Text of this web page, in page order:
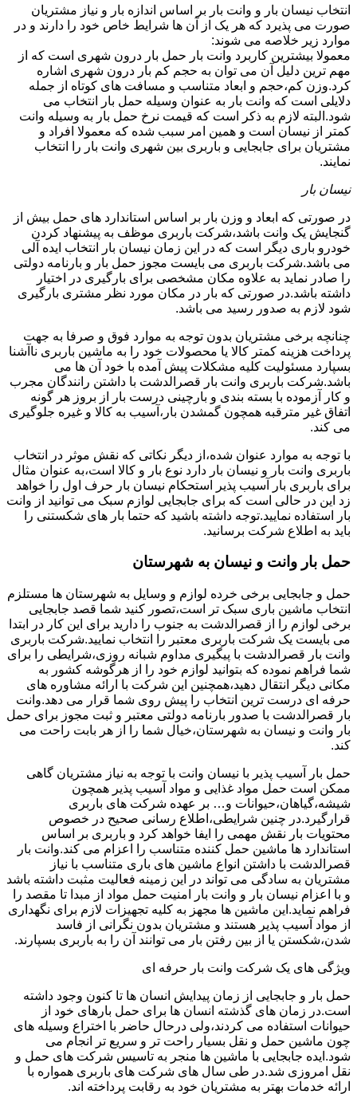
انتخاب نیسان بار و وانت بار بر اساس اندازه بار و نیاز مشتریان
صورت می پذیرد که هر یک از آن ها شرایط خاص خود را دارند و در
موارد زیر خلاصه می شوند:
معمولا بیشترین کاربرد وانت بار حمل بار درون شهری است که از
مهم ترین دلیل آن می توان به حجم کم بار درون شهری اشاره
کرد.وزن کم،حجم و ابعاد متناسب و مسافت های کوتاه از جمله
دلایلی است که وانت بار به عنوان وسیله حمل بار انتخاب می
شود.البته لازم به ذکر است که قیمت نرخ حمل بار به وسیله وانت
کمتر از نیسان است و همین امر سبب شده که معمولا افراد و
مشتریان برای جابجایی و باربری بین شهری وانت بار را انتخاب
نمایند.
نیسان بار
در صورتی که ابعاد و وزن بار بر اساس استاندارد های حمل بیش از
گنجایش یک وانت باشد،شرکت باربری موظف به پیشنهاد کردن
خودرو باری دیگر است که در این زمان نیسان بار انتخاب ایده آلی
می باشد.شرکت باربری می بایست مجوز حمل بار و بارنامه دولتی
را صادر نماید به علاوه مکان مشخصی برای بارگیری در اختیار
داشته باشد.در صورتی که بار در مکان مورد نظر مشتری بارگیری
شود لازم به صدور رسید می باشد.
چنانچه برخی مشتریان بدون توجه به موارد فوق و صرفا به جهت
پرداخت هزینه کمتر کالا یا محصولات خود را به ماشین باربری ناآشنا
بسپارد مسئولیت کلیه مشکلات پیش آمده با خود آن ها می
باشد.شرکت باربری وانت بار قصرالدشت با داشتن رانندگان مجرب
و کار آزموده با بسته بندی و بارچینی درست بار از بروز هر گونه
اتفاق غیر مترقبه همچون گمشدن بار،آسیب به کالا و غیره جلوگیری
می کند.
با توجه به موارد عنوان شده،از دیگر نکاتی که نقش موثر در انتخاب
باربری وانت بار و نیسان بار دارد نوع بار و کالا است،به عنوان مثال
برای باربری بار آسیب پذیر استحکام نیسان بار حرف اول را خواهد
زد این در حالی است که برای جابجایی لوازم سبک می توانید از وانت
بار استفاده نمایید.توجه داشته باشید که حتما بار های شکستنی را
باید به اطلاع شرکت برسانید.
حمل بار وانت و نیسان به شهرستان
حمل و جابجایی برخی خرده لوازم و وسایل به شهرستان ها مستلزم
انتخاب ماشین باری سبک تر است،تصور کنید شما قصد جابجایی
برخی لوازم را از قصرالدشت به جنوب را دارید برای این کار در ابتدا
می بایست یک شرکت باربری معتبر را انتخاب نمایید.شرکت باربری
وانت بار قصرالدشت با پیگیری مداوم شبانه روزی،شرایطی را برای
شما فراهم نموده که بتوانید لوازم خود را از هرگوشه کشور به
مکانی دیگر انتقال دهید،همچنین این شرکت با ارائه مشاوره های
حرفه ای درست ترین انتخاب را پیش روی شما قرار می دهد.وانت
بار قصرالدشت با صدور بارنامه دولتی معتبر و ثبت مجوز برای حمل
بار وانت و نیسان به شهرستان،خیال شما را از هر بابت راحت می
کند.
حمل بار آسیب پذیر با نیسان وانت با توجه به نیاز مشتریان گاهی
ممکن است حمل مواد غذایی و مواد آسیب پذیر همچون
شیشه،گیاهان،حیوانات و… بر عهده شرکت های باربری
قرارگیرد.در چنین شرایطی،اطلاع رسانی صحیح در خصوص
محتویات بار نقش مهمی را ایفا خواهد کرد و باربری بر اساس
استاندارد ها ماشین حمل کننده متناسب را اعزام می کند.وانت بار
قصرالدشت با داشتن انواع ماشین های باری متناسب با نیاز
مشتریان به سادگی می تواند در این زمینه فعالیت مثبت داشته باشد
و با اعزام نیسان بار و وانت بار امنیت حمل مواد از مبدا تا مقصد را
فراهم نماید.این ماشین ها مجهز به کلیه تجهیزات لازم برای نگهداری
از مواد آسیب پذیر هستند و مشتریان بدون نگرانی از فاسد
شدن،شکستن یا از بین رفتن بار می توانند آن را به باربری بسپارند.
ویژگی های یک شرکت وانت بار حرفه ای
حمل بار و جابجایی از زمان پیدایش انسان ها تا کنون وجود داشته
است.در زمان های گذشته انسان ها برای حمل بارهای خود از
حیوانات استفاده می کردند،ولی درحال حاضر با اختراع وسیله های
چون ماشین حمل و نقل بسیار راحت تر و سریع تر انجام می
شود.ایده جابجایی با ماشین ها منجر به تاسیس شرکت های حمل و
نقل امروزی شد.در طی سال های شرکت های باربری همواره با
ارائه خدمات بهتر به مشتریان خود به رقابت پرداخته اند.